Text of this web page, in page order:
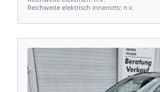
Reichweite elektrisch innerorts: n.v.